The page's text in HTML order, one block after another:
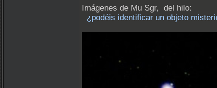
Imágenes de Mu Sgr, del hilo:
¿podéis identificar un objeto